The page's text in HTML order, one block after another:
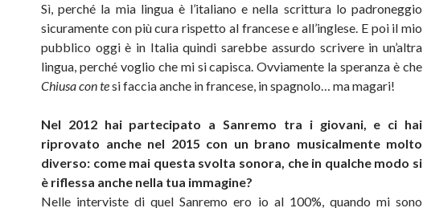
Sì, perché la mia lingua è l’italiano e nella scrittura lo padroneggio
sicuramente con più cura rispetto al francese e all’inglese. E poi il mio
pubblico oggi è in Italia quindi sarebbe assurdo scrivere in un’altra
lingua, perché voglio che mi si capisca. Ovviamente la speranza è che
Chiusa con tesi faccia anche in francese, in spagnolo… ma magari!
Nel 2012 hai partecipato a Sanremo tra i giovani, e ci hai
riprovato anche nel 2015 con un brano musicalmente molto
diverso: come mai questa svolta sonora, che in qualche modo si
è riflessa anche nella tua immagine?
Nelle interviste di quel Sanremo ero io al 100%, quando mi sono